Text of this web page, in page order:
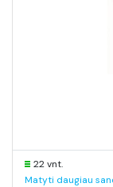
22 vnt.
Matyti daugiau